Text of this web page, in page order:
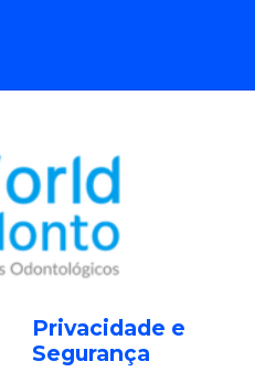
Privacidade e
Segurança